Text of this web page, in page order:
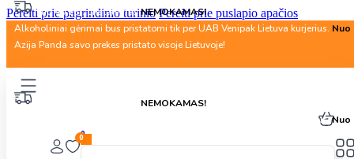
Pereiti prie pagrindinio turinio Pereiti prie puslapio apačios
Nuo 40 Eur. pristatymasNEMOKAMAS!
Alkoholiniai gėrimai bus pristatomi tik per UAB Venipak Lietuva kurjerius. Nuo
Azija Panda savo prekes pristato visoje Lietuvoje!
NEMOKAMAS!
Alkoholiniai gėrimai bus pristatomi tik per UAB Venipak Lietuva kurjerius.Nuo
00